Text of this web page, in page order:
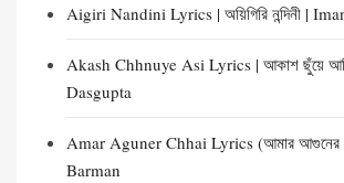
Aigiri Nandini Lyrics | অয়িগিরি নন্দিনী |
Akash Chhnuye Asi Lyrics | আকাশ ছুঁয়ে
Dasgupta
Amar Aguner Chhai Lyrics (আমার আগুনের
Barman